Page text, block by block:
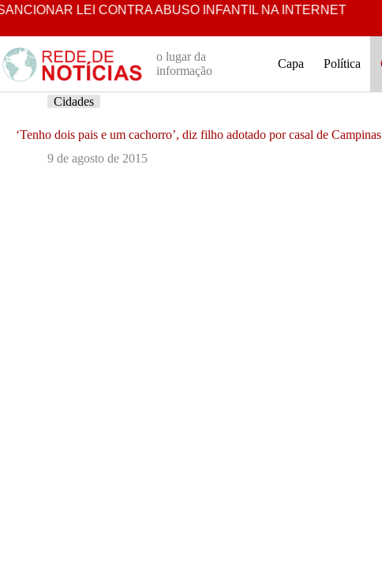
Pular
o
conteúdo
LEI CONTRA ABUSO INFANTIL NA INTERNET
o lugar da
informação
Capa Política
Cidades
‘Tenho dois pais e um cachorro’, diz filho adotado por casal de Campinas
9 de agosto de 2015